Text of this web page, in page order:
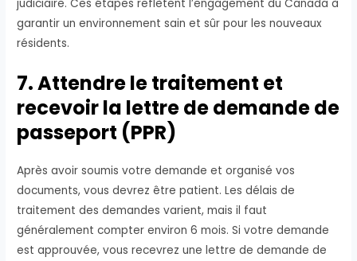
judiciaire. Ces étapes reflètent l’engagement du Canada à
garantir un environnement sain et sûr pour les nouveaux
résidents.
7. Attendre le traitement et
recevoir la lettre de demande de
passeport (PPR)
Après avoir soumis votre demande et organisé vos
documents, vous devrez être patient. Les délais de
traitement des demandes varient, mais il faut
généralement compter environ 6 mois. Si votre demande
est approuvée, vous recevrez une lettre de demande de